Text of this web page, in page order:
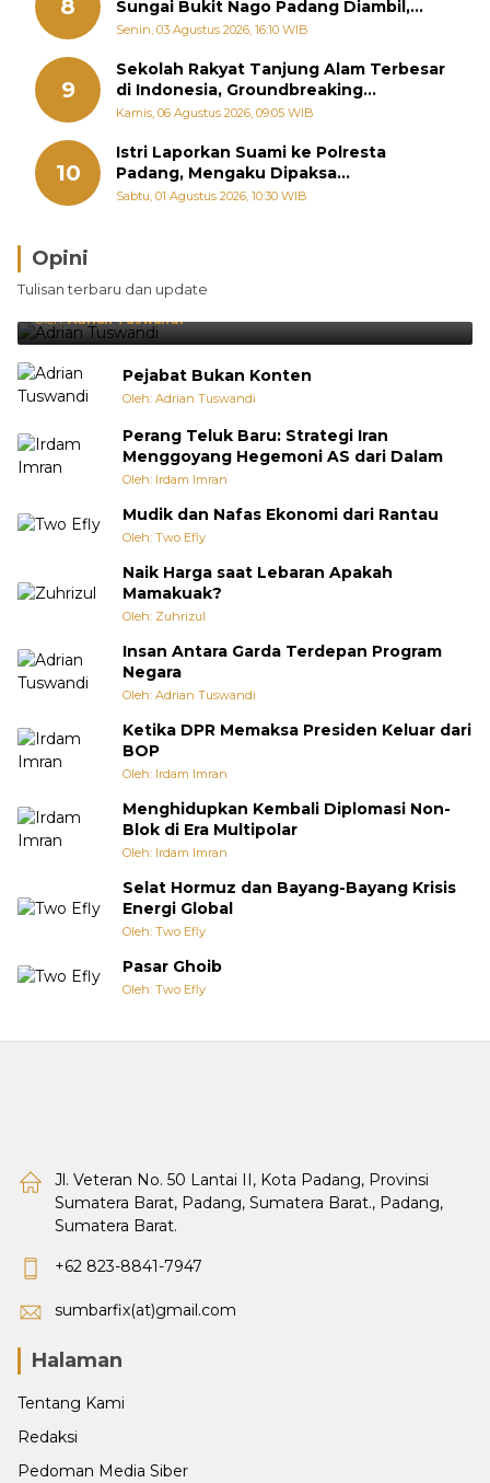
8
Sungai Bukit Nago Padang Diambil,
Warga Khawatir Bencana Terulang
Senin, 03 Agustus 2026, 16:10 WIB
9
Sekolah Rakyat Tanjung Alam Terbesar
di Indonesia, Groundbreaking
September
Kamis, 06 Agustus 2026, 09:05 WIB
10
Istri Laporkan Suami ke Polresta
Padang, Mengaku Dipaksa
Berhubungan dengan Pria Lain
Sabtu, 01 Agustus 2026, 10:30 WIB
Opini
Tulisan terbaru dan update
Brasil Lebih Diunggulkan, tetapi Jepang Selalu
Punya Cara Membuat Kejutan
Oleh:Adrian Tuswandi
Pejabat Bukan Konten
Oleh: Adrian Tuswandi
Perang Teluk Baru: Strategi Iran
Menggoyang Hegemoni AS dari Dalam
Oleh: Irdam Imran
Mudik dan Nafas Ekonomi dari Rantau
Oleh: Two Efly
Naik Harga saat Lebaran Apakah
Mamakuak?
Oleh: Zuhrizul
Insan Antara Garda Terdepan Program
Negara
Oleh: Adrian Tuswandi
Ketika DPR Memaksa Presiden Keluar dari
BOP
Oleh: Irdam Imran
Menghidupkan Kembali Diplomasi Non-
Blok di Era Multipolar
Oleh: Irdam Imran
Selat Hormuz dan Bayang-Bayang Krisis
Energi Global
Oleh: Two Efly
Pasar Ghoib
Oleh: Two Efly
Jl. Veteran No. 50 Lantai II, Kota Padang, Provinsi
Sumatera Barat, Padang, Sumatera Barat., Padang,
Sumatera Barat.
+62 823-8841-7947
sumbarfix(at)gmail.com
Halaman
Tentang Kami
Redaksi
Pedoman Media Siber